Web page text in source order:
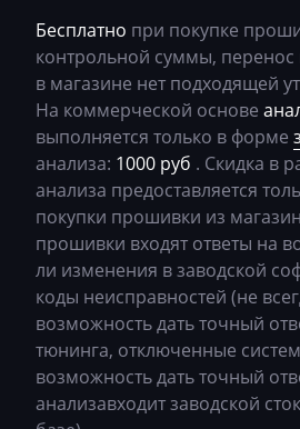
Citroen
Claas
CMI
Cupra
Dacia
Daewoo
DAF
Daihatsu
Бесплатно при покупке
контрольной суммы, перенос
в магазине нет подходящей
На коммерческой основе
выполняется только в форме
анализа: 1000 руб . Скидка в
анализа предоставляется
покупки прошивки из
прошивки входят ответы на
ли изменения в заводской
коды неисправностей (не
возможность дать точный
тюнинга, отключенные
возможность дать точный
анализавходит заводской